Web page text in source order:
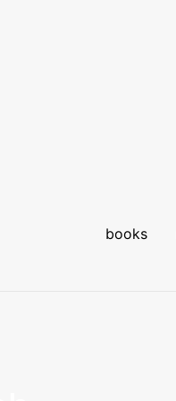
books